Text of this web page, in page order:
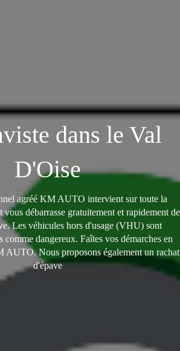
dans le Val
D'Oise
agréé KM AUTO intervient sur toute la
débarrasse gratuitement et rapidement de
Les véhicules hors d'usage (VHU) sont
comme dangereux. Faîtes vos démarches en
AUTO. Nous proposons également un rachat
d'épave